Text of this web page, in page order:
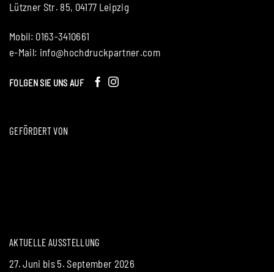
Lützner Str. 85, 04177 Leipzig
Mobil: 0163-3410661
e-Mail: info@hochdruckpartner.com
FOLGEN SIE UNS AUF
GEFÖRDERT VON
AKTUELLE AUSSTELLUNG
27. Juni bis 5. September 2026